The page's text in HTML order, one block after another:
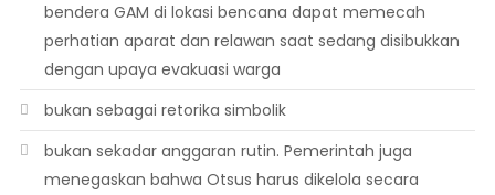
bendera GAM di lokasi bencana dapat memecah
perhatian aparat dan relawan saat sedang disibukkan
dengan upaya evakuasi warga
bukan sebagai retorika simbolik
bukan sekadar anggaran rutin. Pemerintah juga
menegaskan bahwa Otsus harus dikelola secara